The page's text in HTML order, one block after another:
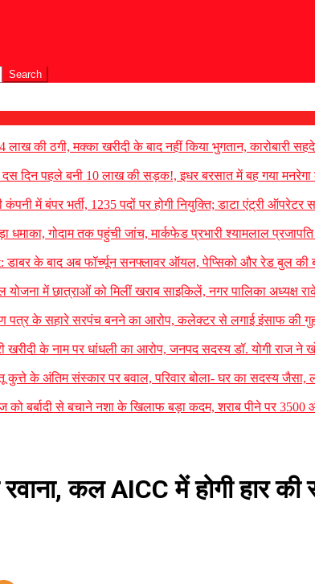
लाख की ठगी, मक्का खरीदी के बाद नहीं किया भुगतान, कारोबारी
दस दिन पहले बनी 10 लाख की सड़क!, इधर बरसात में बह गया मनरेगा
कंपनी में बंपर भर्ती, 1235 पदों पर होगी नियुक्ति; डाटा एंट्री
धमाका, गोदाम तक पहुंची जांच, मार्कफेड प्रभारी श्यामलाल
डाबर के बाद अब फॉर्च्यून सनफ्लावर ऑयल, पेप्सिको और रेड बुल की
योजना में छात्राओं को मिलीं खराब साइकिलें, नगर पालिका अध्यक्ष
पत्र के सहारे सरपंच बनने का आरोप, कलेक्टर से लगाई इंसाफ की
खरीदी के नाम पर धांधली का आरोप, जनपद सदस्य डॉ. योगी राज ने
कुत्ते के अंतिम संस्कार पर बवाल, परिवार बोला- घर का सदस्य
को बर्बादी से बचाने नशा के खिलाफ बड़ा कदम, शराब पीने पर 3500
कल AICC में होगी हार की